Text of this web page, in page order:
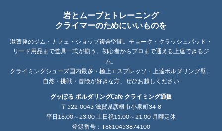
岩とムーブとトレーニング
クライマーのためにいいものを
滋賀発のジム・カフェ・ショップ複合空間。チョーク・クラッシュパッド・
リード用品まで道具一式が揃う。初心者からプロまで通える上達できるジ
ム。
クライミングシューズ国内最多・極上エスプレッソ・上達ボルダリング壁。
自然・挑戦・冒険が好きな方、ぜひお越しください
グッぼる ボルダリングCafe クライミング通販
〒522-0043 滋賀県彦根市小泉町34-8
平日16:00～23:00 土日祝11:00～21:00 月曜定休
登録番号：T6810453874100